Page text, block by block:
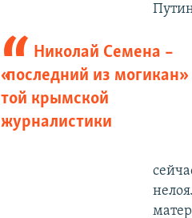
Николай Семена –
«последний из могикан»
той крымской
журналистики